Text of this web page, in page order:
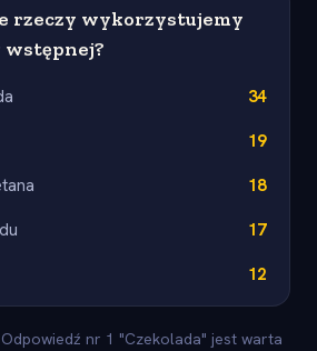
rzeczy wykorzystujemy
wstępnej?
34
19
18
17
12
nr 1 "Czekolada" jest warta